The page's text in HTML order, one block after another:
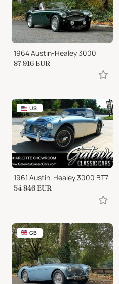
1964 Austin-Healey 3000
87 916 EUR
US
1961 Austin-Healey 3000 BT7
54 846 EUR
GB